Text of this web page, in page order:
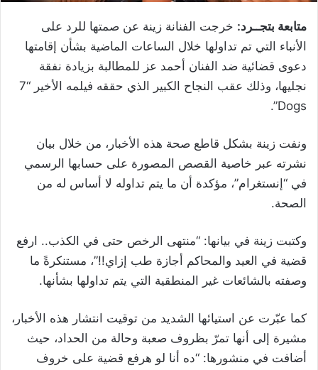
متابعة بتجــرد: خرجت الفنانة زينة عن صمتها للرد على
الأنباء التي تم تداولها خلال الساعات الماضية بشأن إقامتها
دعوى قضائية ضد الفنان أحمد عز للمطالبة بزيادة نفقة
نجليها، وذلك عقب النجاح الكبير الذي حققه فيلمه الأخير “7
Dogs”.
ونفت زينة بشكل قاطع صحة هذه الأخبار، من خلال بيان
نشرته عبر خاصية القصص المصورة على حسابها الرسمي
في “إنستغرام”، مؤكدة أن ما يتم تداوله لا أساس له من
الصحة.
وكتبت زينة في بيانها: “منتهى الرخص حتى في الكذب.. ارفع
قضية في العيد والمحاكم أجازة طب إزاي!!”، مستنكرةً ما
وصفته بالشائعات غير المنطقية التي يتم تداولها بشأنها.
كما عبّرت عن استيائها الشديد من توقيت انتشار هذه الأخبار،
مشيرة إلى أنها تمرّ بظروف صعبة وحالة من الحداد، حيث
أضافت في منشورها: “ده أنا لو هرفع قضية على خروف